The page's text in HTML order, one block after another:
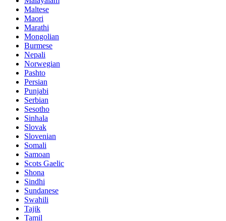
Maltese
Maori
Marathi
Mongolian
Burmese
Nepali
Norwegian
Pashto
Persian
Punjabi
Serbian
Sesotho
Sinhala
Slovak
Slovenian
Somali
Samoan
Scots Gaelic
Shona
Sindhi
Sundanese
Swahili
Tajik
Tamil